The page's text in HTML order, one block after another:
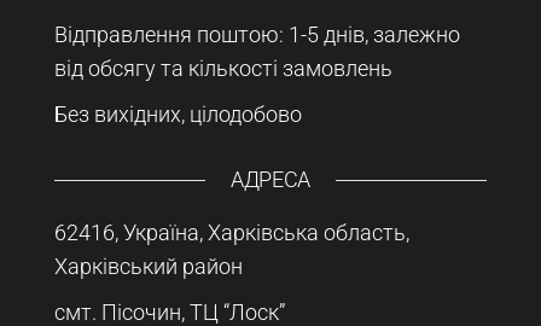
Відправлення поштою: 1-5 днів, залежно
від обсягу та кількості замовлень
Без вихідних, цілодобово
АДРЕСА
62416, Україна, Харківська область,
Харківський район
смт. Пісочин, ТЦ “Лоск”